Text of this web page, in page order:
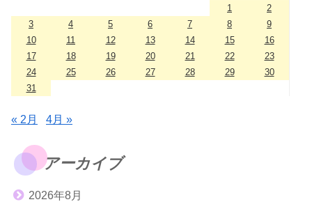
1
2
3
4 5 6 7 8
9
10
11 12 13 14 15
16
17
18 19 20 21 22
23
24
25 26 27 28 29
30
31
« 2月 4月 »
アーカイブ
2026年8月